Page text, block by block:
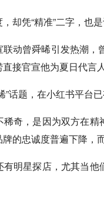
却凭“精准”二字，也
动曾舜晞引发热潮，
接官宣他为夏日代言
”话题，在小红书平台
奇，是因为双方在
的忠诚度普遍下降，
明星探店，尤其当